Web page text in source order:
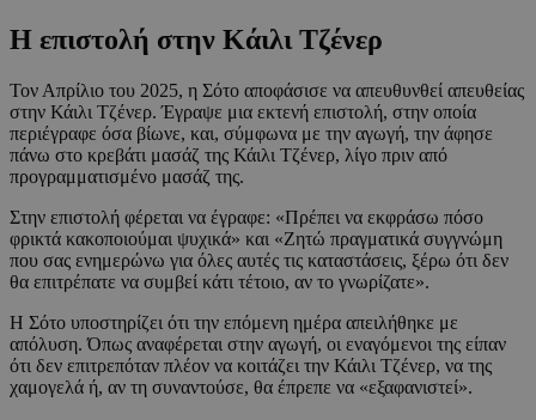
Η επιστολή στην Κάιλι Τζένερ
Τον Απρίλιο του 2025, η Σότο αποφάσισε να απευθυνθεί απευθείας
στην Κάιλι Τζένερ. Έγραψε μια εκτενή επιστολή, στην οποία
περιέγραφε όσα βίωνε, και, σύμφωνα με την αγωγή, την άφησε
πάνω στο κρεβάτι μασάζ της Κάιλι Τζένερ, λίγο πριν από
προγραμματισμένο μασάζ της.
Στην επιστολή φέρεται να έγραφε: «Πρέπει να εκφράσω πόσο
φρικτά κακοποιούμαι ψυχικά» και «Ζητώ πραγματικά συγγνώμη
που σας ενημερώνω για όλες αυτές τις καταστάσεις, ξέρω ότι δεν
θα επιτρέπατε να συμβεί κάτι τέτοιο, αν το γνωρίζατε».
Η Σότο υποστηρίζει ότι την επόμενη ημέρα απειλήθηκε με
απόλυση. Όπως αναφέρεται στην αγωγή, οι εναγόμενοι της είπαν
ότι δεν επιτρεπόταν πλέον να κοιτάζει την Κάιλι Τζένερ, να της
χαμογελά ή, αν τη συναντούσε, θα έπρεπε να «εξαφανιστεί».